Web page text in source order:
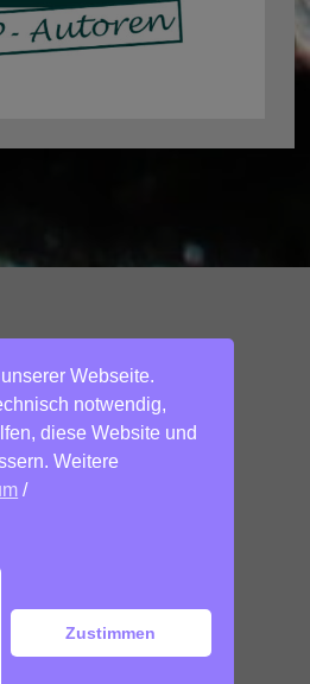
kleine-familie-
präsentiert von
Webseite.
notwendig,
diese Website und
Weitere
/
Zustimmen